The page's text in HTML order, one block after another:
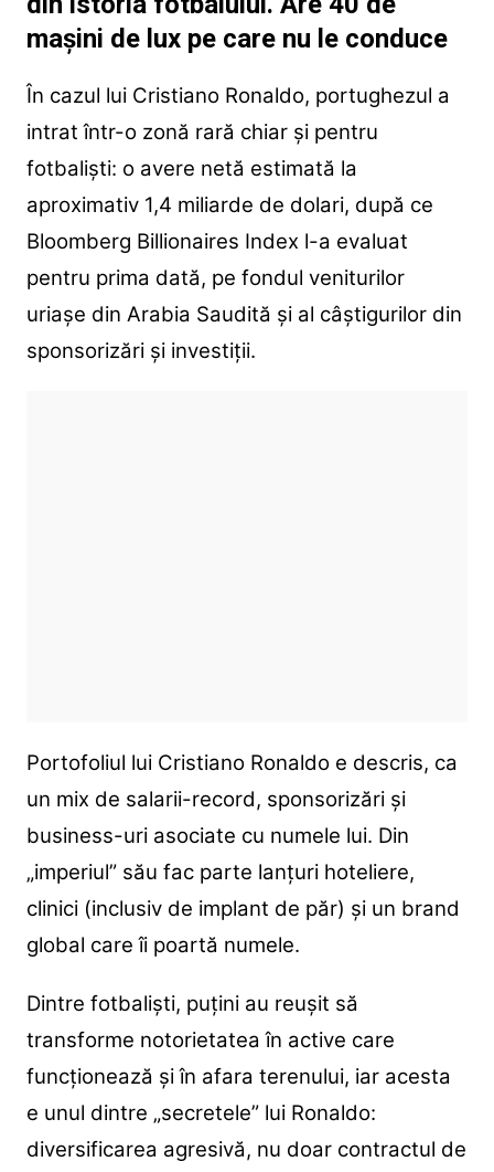
mașini de lux pe care nu le conduce
În cazul lui Cristiano Ronaldo, portughezul a
intrat într-o zonă rară chiar și pentru
fotbaliști: o avere netă estimată la
aproximativ 1,4 miliarde de dolari, după ce
Bloomberg Billionaires Index l-a evaluat
pentru prima dată, pe fondul veniturilor
uriașe din Arabia Saudită și al câștigurilor din
sponsorizări și investiții.
Portofoliul lui Cristiano Ronaldo e descris, ca
un mix de salarii-record, sponsorizări și
business-uri asociate cu numele lui. Din
„imperiul” său fac parte lanțuri hoteliere,
clinici (inclusiv de implant de păr) și un brand
global care îi poartă numele.
Dintre fotbaliști, puțini au reușit să
transforme notorietatea în active care
funcționează și în afara terenului, iar acesta
e unul dintre „secretele” lui Ronaldo:
diversificarea agresivă, nu doar contractul de